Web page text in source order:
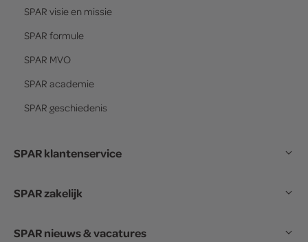
SPAR visie en missie
SPAR formule
SPAR MVO
SPAR academie
SPAR geschiedenis
SPAR klantenservice
SPAR zakelijk
SPAR nieuws & vacatures